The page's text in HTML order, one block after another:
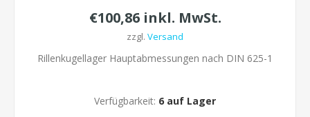
€100,86 inkl. MwSt.
zzgl. Versand
Rillenkugellager Hauptabmessungen nach DIN 625-1
Verfügbarkeit: 6 auf Lager